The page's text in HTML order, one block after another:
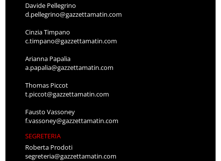
Davide Pellegrino
d.pellegrino@gazzettamatin.com
Cinzia Timpano
c.timpano@gazzettamatin.com
Arianna Papalia
a.papalia@gazzettamatin.com
Thomas Piccot
t.piccot@gazzettamatin.com
Fausto Vassoney
f.vassoney@gazzettamatin.com
SEGRETERIA
Roberta Prodoti
segreteria@gazzettamatin.com